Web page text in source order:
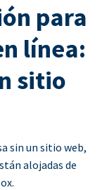
para
línea:
sitio
sin un sitio web,
alojadas de